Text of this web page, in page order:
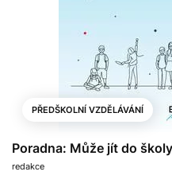
PŘEDŠKOLNÍ VZDĚLÁVÁNÍ
Poradna: Může jít do
redakce